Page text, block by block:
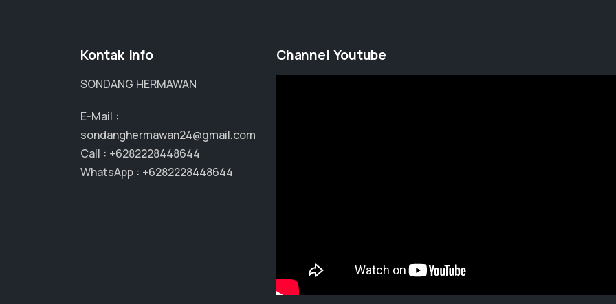
Kontak Info
SONDANG HERMAWAN
E-Mail :
sondanghermawan24@gmail.com
Call : +6282228448644
WhatsApp : +6282228448644
Channel Youtube